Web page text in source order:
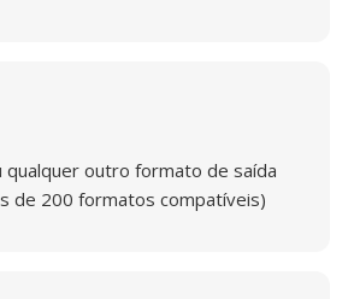
qualquer outro formato de saída
de 200 formatos compatíveis)